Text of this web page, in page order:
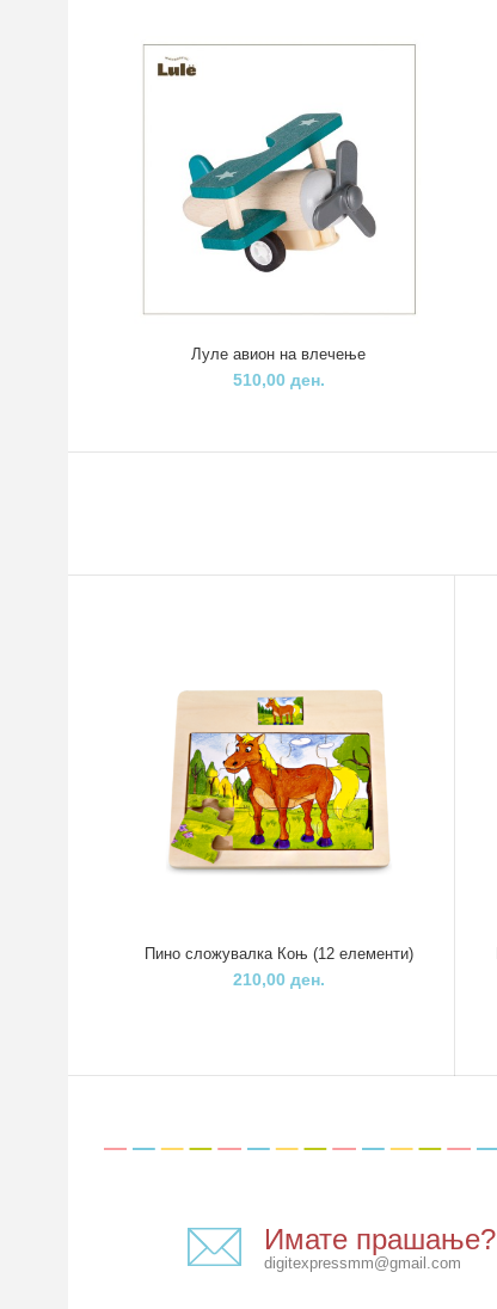
Луле авион на влечење
510,00 ден.
Пино сложувалка Коњ (12 елементи)
210,00 ден.
Имате прашање?
digitexpressmm@gmail.com